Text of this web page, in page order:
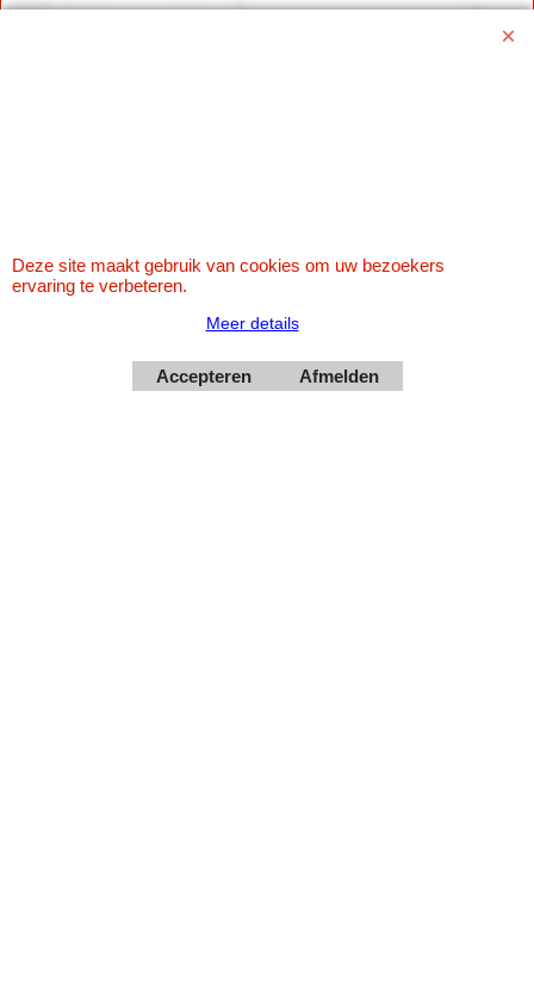
Betaal veilig via Uw eigen bank
Deze site maakt gebruik van cookies om uw bezoekers
ervaring te verbeteren.
Meer details
Accepteren Afmelden